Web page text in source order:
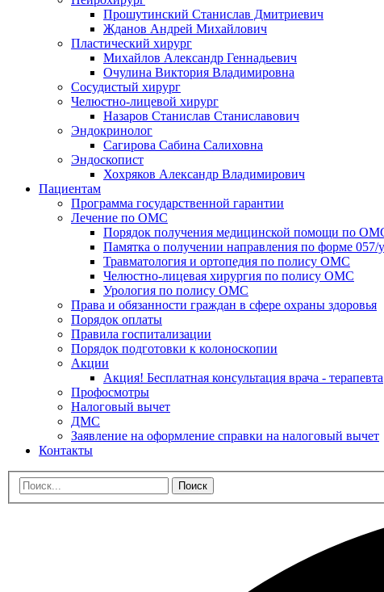
Прошутинский Станислав Дмитриевич
Жданов Андрей Михайлович
Пластический хирург
Михайлов Александр Геннадьевич
Очулина Виктория Владимировна
Сосудистый хирург
Челюстно-лицевой хирург
Назаров Станислав Станиславович
Эндокринолог
Сагирова Сабина Салиховна
Эндоскопист
Хохряков Александр Владимирович
Пациентам
Программа государственной гарантии
Лечение по ОМС
Порядок получения медицинской помощи по
Памятка о получении направления по форме 057/
Травматология и ортопедия по полису ОМС
Челюстно-лицевая хирургия по полису ОМС
Урология по полису ОМС
Права и обязанности граждан в сфере охраны здоровья
Порядок оплаты
Правила госпитализации
Порядок подготовки к колоноскопии
Акции
Акция! Бесплатная консультация врача - терапевта
Профосмотры
Налоговый вычет
ДМС
Заявление на оформление справки на налоговый вычет
Контакты